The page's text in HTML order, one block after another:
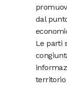
dal
Le parti
territorio